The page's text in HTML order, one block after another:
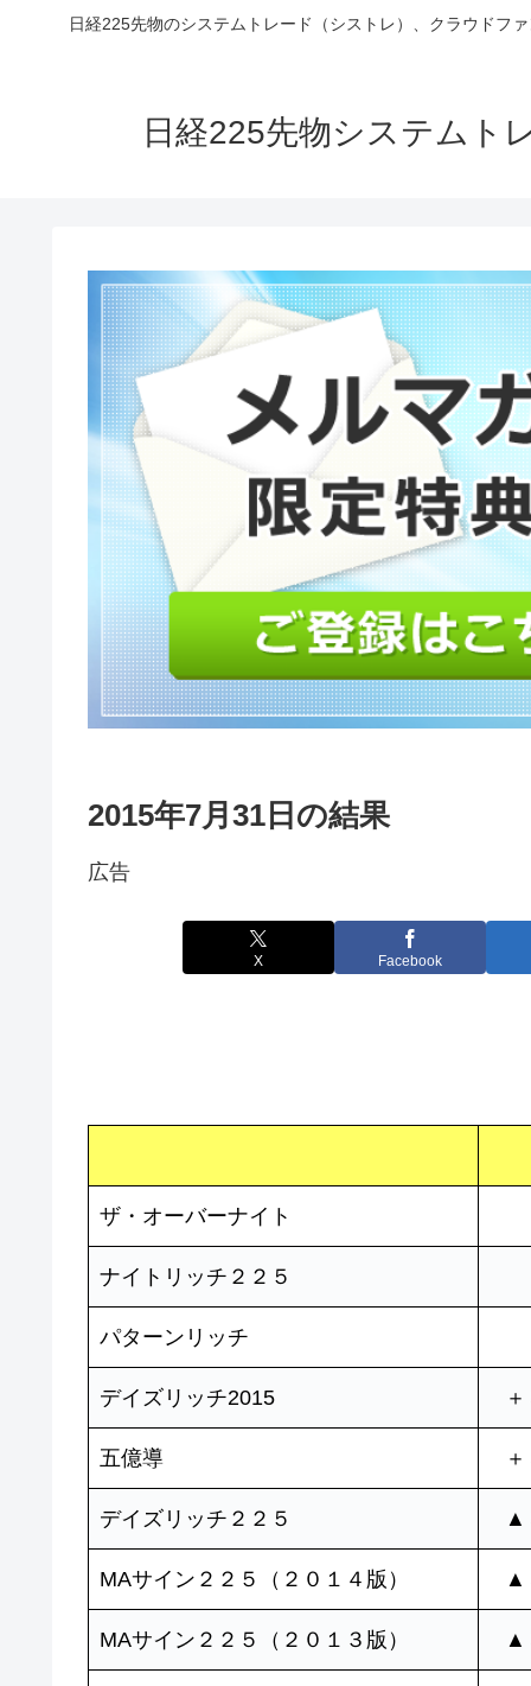
日経225先物のシステムトレード（シストレ）、クラウドフ
日経225先物システムト
2015年7月31日の結果
広告
X Facebook
ザ・オーバーナイト
ナイトリッチ２２５
パターンリッチ
デイズリッチ2015
五億導
デイズリッチ２２５ ▲
MAサイン２２５（２０１４版） ▲
MAサイン２２５（２０１３版） ▲